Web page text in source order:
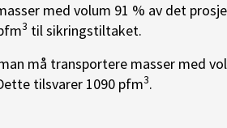
med volum 91 % av det
3 til sikringstiltaket.
må transportere masser med
tilsvarer 1090 pfm3.